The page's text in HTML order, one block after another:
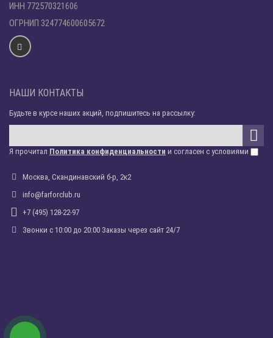
ИНН 772570321606
ОГРНИП 324774600605672
НАШИ КОНТАКТЫ
Будьте в курсе наших акций, подпишитесь на рассылку:
Я прочитал Политика конфиденциальности и согласен с условиями
Москва, Скандинавский б-р, 2к2
info@farforclub.ru
+7 (495) 128-22-97
Звонки c 10:00 до 20:00 Заказы через сайт 24/7